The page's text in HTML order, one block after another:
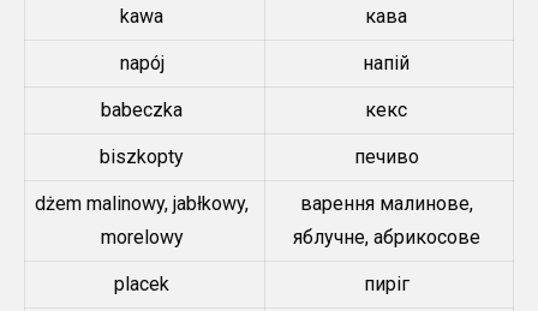
kawa кава
napój напій
babeczka кекс
biszkopty печиво
dżem malinowy, jabłkowy,
morelowy
варення малинове,
яблучне, абрикосове
placek пиріг